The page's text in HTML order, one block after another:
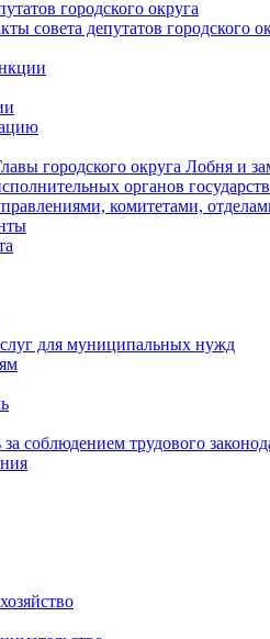
городского округа
совета депутатов городского
городского округа Лобня и
органов
комитетами,
для муниципальных нужд
соблюдением трудового